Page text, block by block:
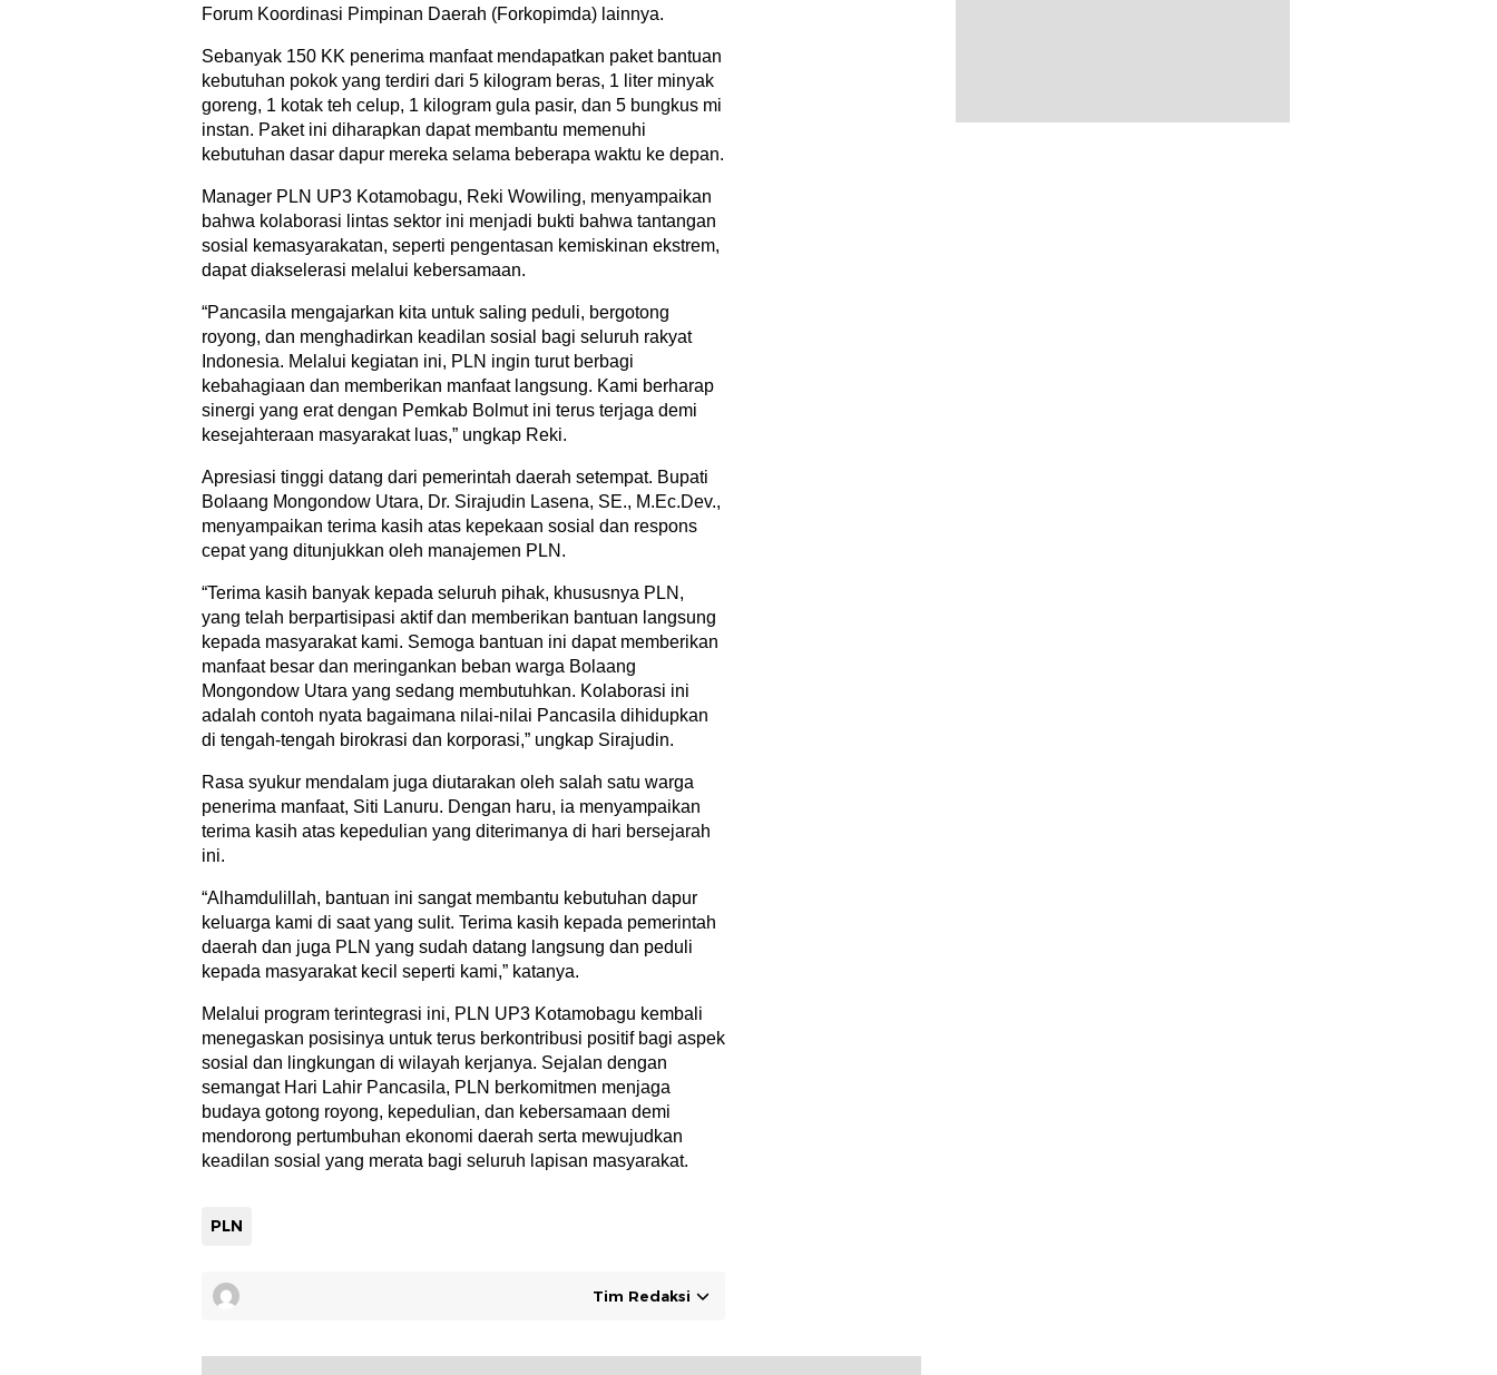
Forum Koordinasi Pimpinan Daerah (Forkopimda) lainnya.
Sebanyak 150 KK penerima manfaat mendapatkan paket bantuan
kebutuhan pokok yang terdiri dari 5 kilogram beras, 1 liter minyak
goreng, 1 kotak teh celup, 1 kilogram gula pasir, dan 5 bungkus mi
instan. Paket ini diharapkan dapat membantu memenuhi
kebutuhan dasar dapur mereka selama beberapa waktu ke depan.
Manager PLN UP3 Kotamobagu, Reki Wowiling, menyampaikan
bahwa kolaborasi lintas sektor ini menjadi bukti bahwa tantangan
sosial kemasyarakatan, seperti pengentasan kemiskinan ekstrem,
dapat diakselerasi melalui kebersamaan.
“Pancasila mengajarkan kita untuk saling peduli, bergotong
royong, dan menghadirkan keadilan sosial bagi seluruh rakyat
Indonesia. Melalui kegiatan ini, PLN ingin turut berbagi
kebahagiaan dan memberikan manfaat langsung. Kami berharap
sinergi yang erat dengan Pemkab Bolmut ini terus terjaga demi
kesejahteraan masyarakat luas,” ungkap Reki.
Apresiasi tinggi datang dari pemerintah daerah setempat. Bupati
Bolaang Mongondow Utara, Dr. Sirajudin Lasena, SE., M.Ec.Dev.,
menyampaikan terima kasih atas kepekaan sosial dan respons
cepat yang ditunjukkan oleh manajemen PLN.
“Terima kasih banyak kepada seluruh pihak, khususnya PLN,
yang telah berpartisipasi aktif dan memberikan bantuan langsung
kepada masyarakat kami. Semoga bantuan ini dapat memberikan
manfaat besar dan meringankan beban warga Bolaang
Mongondow Utara yang sedang membutuhkan. Kolaborasi ini
adalah contoh nyata bagaimana nilai-nilai Pancasila dihidupkan
di tengah-tengah birokrasi dan korporasi,” ungkap Sirajudin.
Rasa syukur mendalam juga diutarakan oleh salah satu warga
penerima manfaat, Siti Lanuru. Dengan haru, ia menyampaikan
terima kasih atas kepedulian yang diterimanya di hari bersejarah
ini.
“Alhamdulillah, bantuan ini sangat membantu kebutuhan dapur
keluarga kami di saat yang sulit. Terima kasih kepada pemerintah
daerah dan juga PLN yang sudah datang langsung dan peduli
kepada masyarakat kecil seperti kami,” katanya.
Melalui program terintegrasi ini, PLN UP3 Kotamobagu kembali
menegaskan posisinya untuk terus berkontribusi positif bagi aspek
sosial dan lingkungan di wilayah kerjanya. Sejalan dengan
semangat Hari Lahir Pancasila, PLN berkomitmen menjaga
budaya gotong royong, kepedulian, dan kebersamaan demi
mendorong pertumbuhan ekonomi daerah serta mewujudkan
keadilan sosial yang merata bagi seluruh lapisan masyarakat.
PLN
Tim Redaksi